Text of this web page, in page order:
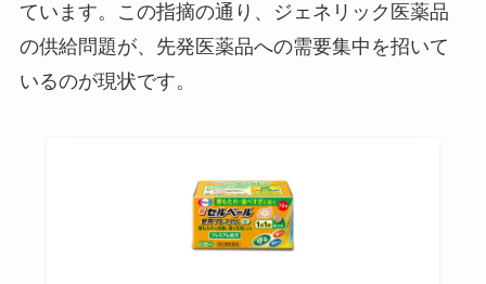
ています。この指摘の通り、ジェネリック医薬品
の供給問題が、先発医薬品への需要集中を招いて
いるのが現状です。